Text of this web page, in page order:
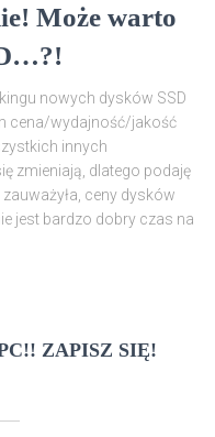
Może warto
nowych dysków SSD
cena/wydajność/jakość
innych
zmieniają, dlatego podaję
ceny dysków
jest bardzo dobry czas na
ZAPISZ SIĘ!